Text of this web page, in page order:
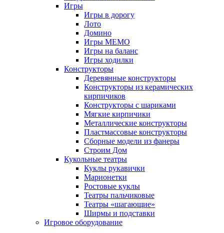
Игры
Игры в дорогу
Лото
Домино
Игры МЕМО
Игры на баланс
Игры ходилки
Конструкторы
Деревянные конструкторы
Конструкторы из керамических
кирпичиков
Конструкторы с шариками
Мягкие кирпичики
Металлические конструкторы
Пластмассовые конструкторы
Сборные модели из фанеры
Строим Дом
Кукольные театры
Куклы рукавички
Марионетки
Ростовые куклы
Театры пальчиковые
Театры «шагающие»
Ширмы и подставки
Игровое оборудование